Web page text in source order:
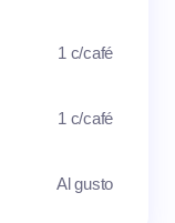
1 c/café
1 c/café
Al gusto